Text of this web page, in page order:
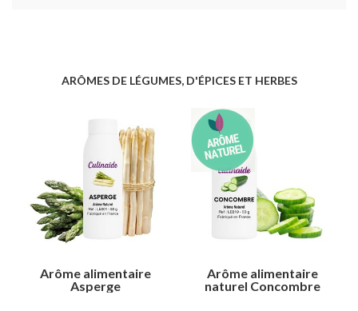
ARÔMES DE LÉGUMES, D'ÉPICES ET HERBES
Arôme alimentaire
Asperge
Arôme alimentaire
naturel Concombre